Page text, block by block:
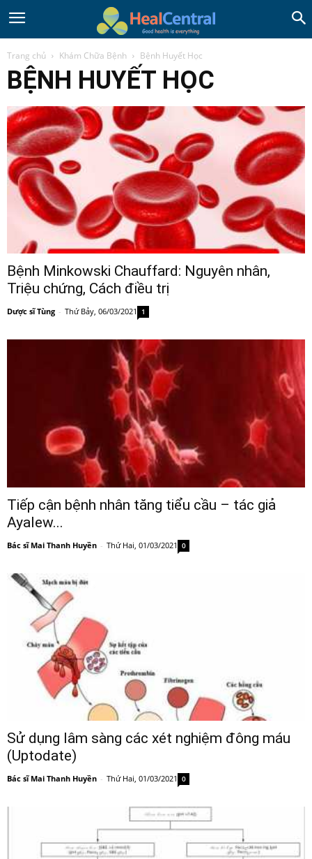
Trang chủ Khám Chữa Bệnh Bệnh Huyết Học
BỆNH HUYẾT HỌC
Bệnh Minkowski Chauffard: Nguyên nhân,
Triệu chứng, Cách điều trị
Dược sĩ Tùng - Thứ Bảy, 06/03/2021 1
Tiếp cận bệnh nhân tăng tiểu cầu – tác giả
Ayalew...
Bác sĩ Mai Thanh Huyền - Thứ Hai, 01/03/2021 0
Sử dụng lâm sàng các xét nghiệm đông máu
(Uptodate)
Bác sĩ Mai Thanh Huyền - Thứ Hai, 01/03/2021 0